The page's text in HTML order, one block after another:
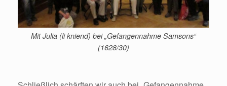
Mit Julia (li kniend) bei „Gefangennahme Samsons“
(1628/30)